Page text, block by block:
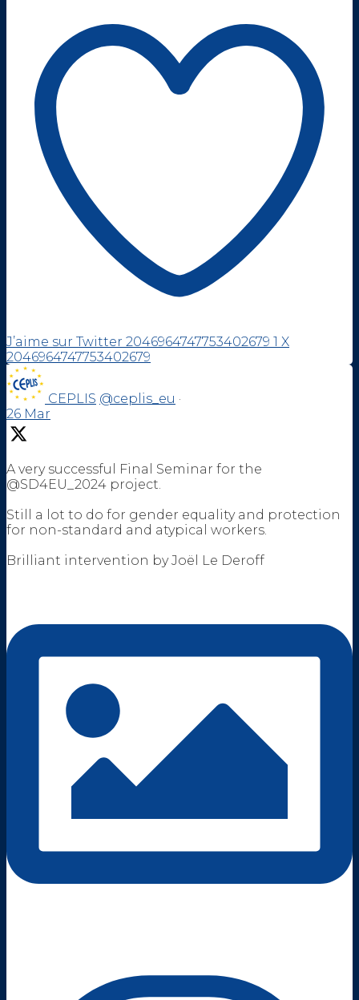
J’aime sur Twitter 2046964747753402679 1 X
2046964747753402679
CEPLIS @ceplis_eu ·
26 Mar
A very successful Final Seminar for the
@SD4EU_2024 project.
Still a lot to do for gender equality and protection
for non-standard and atypical workers.
Brilliant intervention by Joël Le Deroff